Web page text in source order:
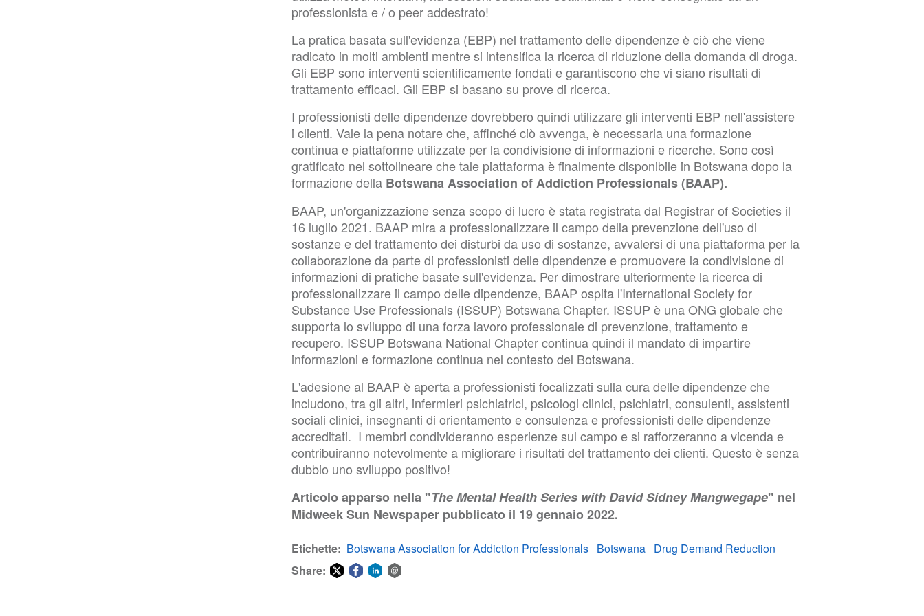
professionista e / o peer addestrato!
La pratica basata sull'evidenza (EBP) nel trattamento delle dipendenze è ciò che viene
radicato in molti ambienti mentre si intensifica la ricerca di riduzione della domanda di droga.
Gli EBP sono interventi scientificamente fondati e garantiscono che vi siano risultati di
trattamento efficaci. Gli EBP si basano su prove di ricerca.
I professionisti delle dipendenze dovrebbero quindi utilizzare gli interventi EBP nell'assistere
i clienti. Vale la pena notare che, affinché ciò avvenga, è necessaria una formazione
continua e piattaforme utilizzate per la condivisione di informazioni e ricerche. Sono così
gratificato nel sottolineare che tale piattaforma è finalmente disponibile in Botswana dopo la
formazione della Botswana Association of Addiction Professionals (BAAP).
BAAP, un'organizzazione senza scopo di lucro è stata registrata dal Registrar of Societies il
16 luglio 2021. BAAP mira a professionalizzare il campo della prevenzione dell'uso di
sostanze e del trattamento dei disturbi da uso di sostanze, avvalersi di una piattaforma per la
collaborazione da parte di professionisti delle dipendenze e promuovere la condivisione di
informazioni di pratiche basate sull'evidenza. Per dimostrare ulteriormente la ricerca di
professionalizzare il campo delle dipendenze, BAAP ospita l'International Society for
Substance Use Professionals (ISSUP) Botswana Chapter. ISSUP è una ONG globale che
supporta lo sviluppo di una forza lavoro professionale di prevenzione, trattamento e
recupero. ISSUP Botswana National Chapter continua quindi il mandato di impartire
informazioni e formazione continua nel contesto del Botswana.
L'adesione al BAAP è aperta a professionisti focalizzati sulla cura delle dipendenze che
includono, tra gli altri, infermieri psichiatrici, psicologi clinici, psichiatri, consulenti, assistenti
sociali clinici, insegnanti di orientamento e consulenza e professionisti delle dipendenze
accreditati. I membri condivideranno esperienze sul campo e si rafforzeranno a vicenda e
contribuiranno notevolmente a migliorare i risultati del trattamento dei clienti. Questo è senza
dubbio uno sviluppo positivo!
Articolo apparso nella "The Mental Health Series with David Sidney Mangwegape" nel
Midweek Sun Newspaper pubblicato il 19 gennaio 2022.
Etichette Botswana Association for Addiction Professionals Botswana Drug Demand Reduction
Share: